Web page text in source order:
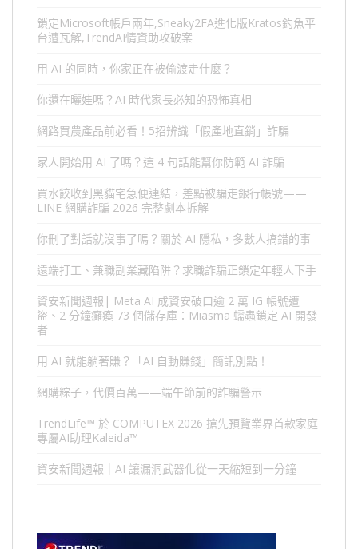
鎖定Microsoft帳戶兩年,Sneaky2FA進化版Kratos釣魚平
台遭瓦解,TrendAI情資助攻破案
用 AI 的同時，你家正在被偷渡走什麼？
你還在曬娃嗎？AI 時代家長必知的恐怖真相
網路買農產品前必看！5招辨識「假產地直銷」詐騙
家人開始用 AI 了嗎？這 4 句話能幫你防範 AI 詐騙
買水餃收到黑貓宅急便連結，差點被騙走銀行帳號——
LINE 網購詐騙 2026 完整劇本拆解
你刪了對話就沒事了嗎？關於 AI 隱私，多數人搞錯的事
遠端打工、兼職副業藏陷阱？求職詐騙正鎖定年輕人下手
資安新聞週報| Meta AI 成資安破口逾 2 萬 IG 帳號遭
盜、2 分鐘癱瘓 73 個儲存庫：Miasma 蠕蟲鎖定 AI 開發
者
用 AI 就能躺著賺？「AI 自動賺錢」簡訊別點！
網購粽子，代價百萬——端午節前的詐騙警示
TrendLife™ 於 COMPUTEX 2026 搶先預覽業界首款家庭
專屬AI助理Kaleida™
資安新聞週報｜AI 讓漏洞武器化從一天縮短到一分鐘